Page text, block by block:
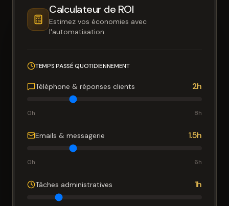
Calculateur de ROI
Estimez vos économies avec
l'automatisation
TEMPS PASSÉ QUOTIDIENNEMENT
Téléphone & réponses clients 2h
0h 8h
Emails & messagerie 1.5h
0h 6h
Tâches administratives 1h